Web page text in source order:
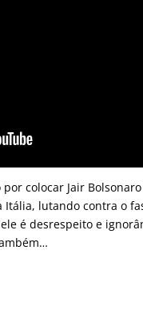
por colocar Jair
lutando contra o
é desrespeito e